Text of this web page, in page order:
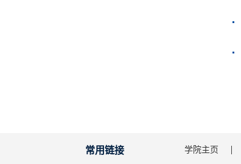
常用链接 学院主页